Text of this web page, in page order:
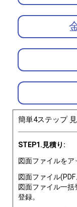
簡単4ステップ
STEP1.見積り:
図面ファイルをア
図面ファイル(PDF
図面ファイル一括
登録。